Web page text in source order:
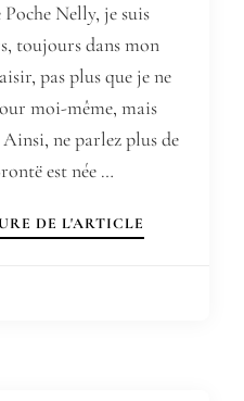
Nelly, je suis
toujours dans mon
pas plus que je ne
moi-même, mais
ne parlez plus de
est née …
DE L'ARTICLE